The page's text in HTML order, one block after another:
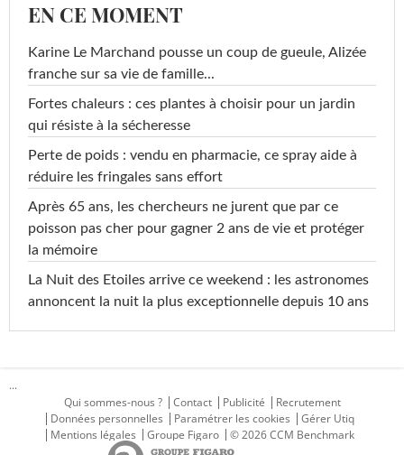
EN CE MOMENT
Karine Le Marchand pousse un coup de gueule, Alizée
franche sur sa vie de famille...
Fortes chaleurs : ces plantes à choisir pour un jardin
qui résiste à la sécheresse
Perte de poids : vendu en pharmacie, ce spray aide à
réduire les fringales sans effort
Après 65 ans, les chercheurs ne jurent que par ce
poisson pas cher pour gagner 2 ans de vie et protéger
la mémoire
La Nuit des Etoiles arrive ce weekend : les astronomes
annoncent la nuit la plus exceptionnelle depuis 10 ans
...
Qui sommes-nous ?
Contact Publicité
Recrutement
Données personnelles
Paramétrer les cookies
Gérer Utiq
Mentions légales
Groupe Figaro © 2026 CCM Benchmark